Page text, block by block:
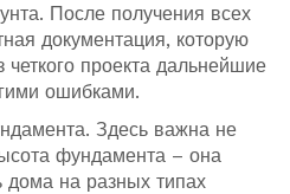
После получения всех
документация, которую
проекта дальнейшие
ошибками.
Здесь важна не
фундамента – она
дома на разных типах